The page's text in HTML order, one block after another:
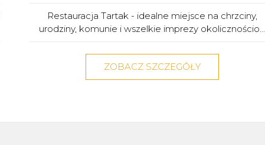
Restauracja Tartak - idealne miejsce na chrzciny,
urodziny, komunie i wszelkie imprezy okolicznościo...
ZOBACZ SZCZEGÓŁY